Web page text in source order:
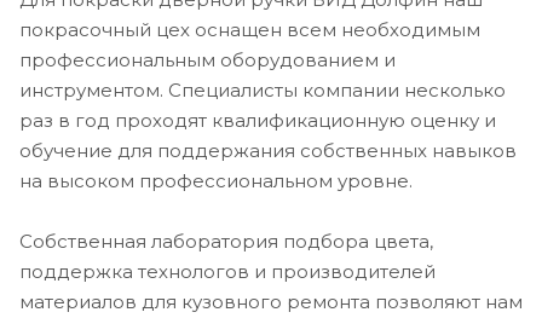
покрасочный цех оснащен всем необходимым
профессиональным оборудованием и
инструментом. Специалисты компании несколько
раз в год проходят квалификационную оценку и
обучение для поддержания собственных навыков
на высоком профессиональном уровне.
Собственная лаборатория подбора цвета,
поддержка технологов и производителей
материалов для кузовного ремонта позволяют нам